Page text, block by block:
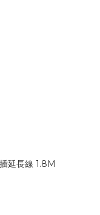
延長線 1.8M